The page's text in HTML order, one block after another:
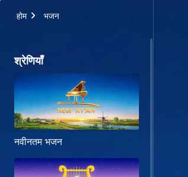
होम भजन
श्रेणियाँ
नवीनतम भजन